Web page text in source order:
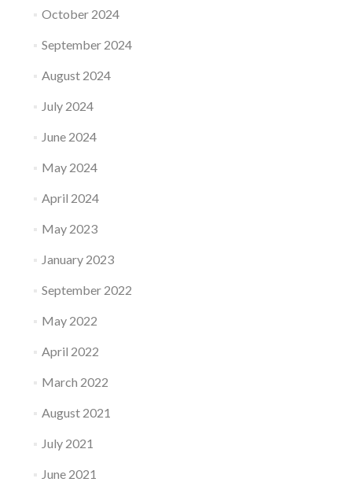
October 2024
September 2024
August 2024
July 2024
June 2024
May 2024
April 2024
May 2023
January 2023
September 2022
May 2022
April 2022
March 2022
August 2021
July 2021
June 2021